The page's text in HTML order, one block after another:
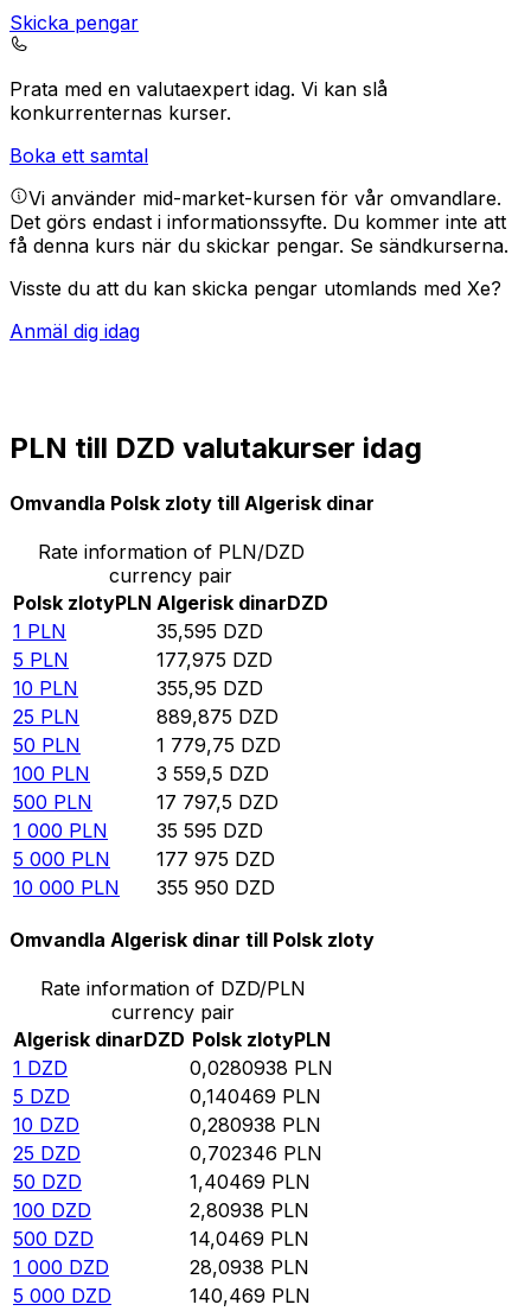
Skicka pengar
Prata med en valutaexpert idag. Vi kan slå
konkurrenternas kurser.
Boka ett samtal
Vi använder mid-market-kursen för vår omvandlare.
Det görs endast i informationssyfte. Du kommer inte att
få denna kurs när du skickar pengar. Se sändkurserna.
Visste du att du kan skicka pengar utomlands med Xe?
Anmäl dig idag
PLN till DZD valutakurser idag
Omvandla Polsk zloty till Algerisk dinar
Rate information of PLN/DZD
currency pair
Polsk zlotyPLN Algerisk dinarDZD
1 PLN 35,595 DZD
5 PLN 177,975 DZD
10 PLN 355,95 DZD
25 PLN 889,875 DZD
50 PLN 1 779,75 DZD
100 PLN 3 559,5 DZD
500 PLN 17 797,5 DZD
1 000 PLN 35 595 DZD
5 000 PLN 177 975 DZD
10 000 PLN 355 950 DZD
Omvandla Algerisk dinar till Polsk zloty
Rate information of DZD/PLN
currency pair
Algerisk dinarDZD Polsk zlotyPLN
1 DZD 0,0280938 PLN
5 DZD 0,140469 PLN
10 DZD 0,280938 PLN
25 DZD 0,702346 PLN
50 DZD 1,40469 PLN
100 DZD 2,80938 PLN
500 DZD 14,0469 PLN
1 000 DZD 28,0938 PLN
5 000 DZD 140,469 PLN